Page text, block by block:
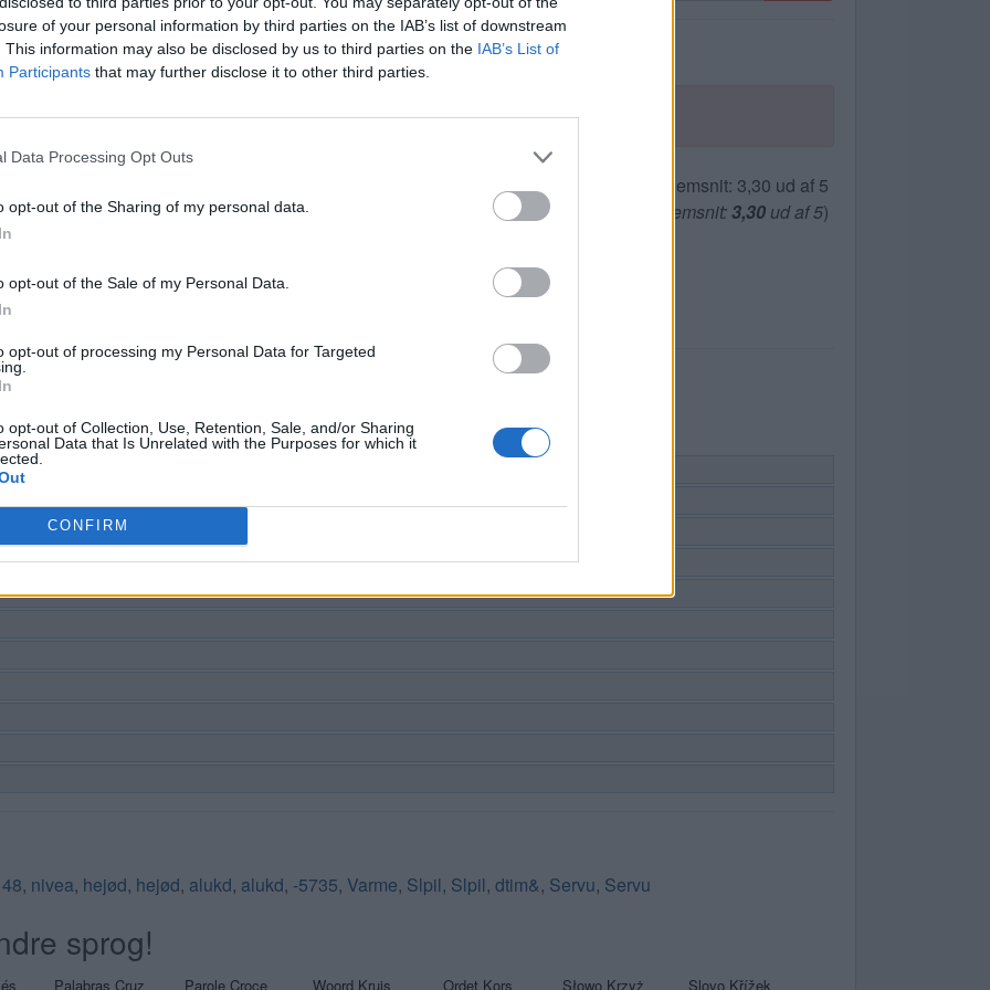
of your personal information by third parties on the IAB’s list of downstream
This information may also be disclosed by us to third parties on the IAB’s List of
Participants that may further disclose it to other third parties.
Data Processing Opt Outs
opt-out of the Sharing of my personal data.
opt-out of the Sale of my Personal Data.
opt-out of processing my Personal Data for Targeted
opt-out of Collection, Use, Retention, Sale, and/or Sharing
Data that Is Unrelated with the Purposes for which it
CONFIRM
Vælg dit puslespil:
( 119 stemmer, gennemsnit:3,30 ud af 5)
men vi anbefaler at bruge søgningen med bogstaver.
48, nivea, hejød, hejød, alukd, alukd, -5735, Varme, Slpil, Slpil, dtim&, Servu, Servu
sprog!
Palabras Cruz Parole Croce Woord Kruis Ordet Kors Słowo Krzyż Slovo Křížek